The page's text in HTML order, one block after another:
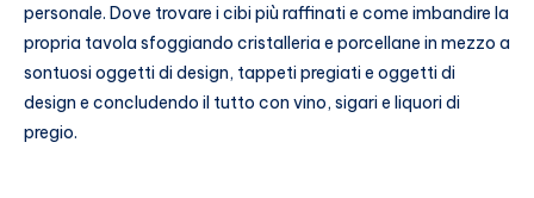
personale. Dove trovare i cibi più raffinati e come imbandire la
propria tavola sfoggiando cristalleria e porcellane in mezzo a
sontuosi oggetti di design, tappeti pregiati e oggetti di
design e concludendo il tutto con vino, sigari e liquori di
pregio.